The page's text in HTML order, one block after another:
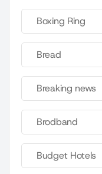
Boxing Ring
Bread
Breaking news
Brodband
Budget Hotels